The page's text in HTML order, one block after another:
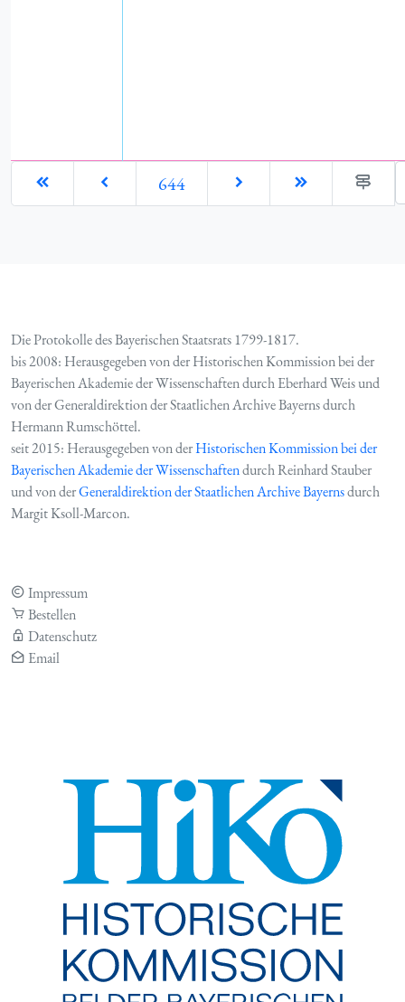
644
Die Protokolle des Bayerischen Staatsrats 1799-1817.
bis 2008: Herausgegeben von der Historischen Kommission bei der
Bayerischen Akademie der Wissenschaften durch Eberhard Weis und
von der Generaldirektion der Staatlichen Archive Bayerns durch
Hermann Rumschöttel.
seit 2015: Herausgegeben von derHistorischen Kommission bei der
Bayerischen Akademie der Wissenschaftendurch Reinhard Stauber
und von derGeneraldirektion der Staatlichen Archive Bayernsdurch
Margit Ksoll-Marcon.
Impressum
Bestellen
Datenschutz
Email